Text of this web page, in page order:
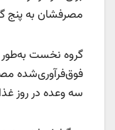
مصرفشان به پنج
فوق‌فرآوری‌شده
سه وعده در روز